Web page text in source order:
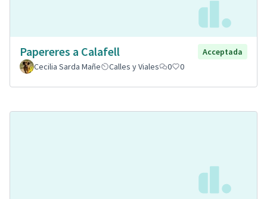
Papereres a Calafell
Acceptada
Cecilia Sarda Mañe
Calles y Viales 0 0